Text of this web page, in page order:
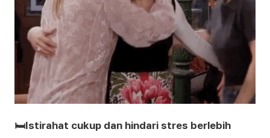
🛏️Istirahat cukup dan hindari stres berlebih